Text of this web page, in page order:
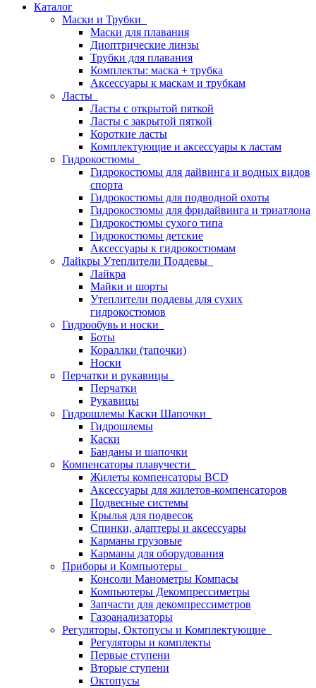
Каталог
Маски и Трубки
Маски для плавания
Диоптрические линзы
Трубки для плавания
Комплекты: маска + трубка
Аксессуары к маскам и трубкам
Ласты
Ласты с открытой пяткой
Ласты с закрытой пяткой
Короткие ласты
Комплектующие и аксессуары к ластам
Гидрокостюмы
Гидрокостюмы для дайвинга и водных видов
спорта
Гидрокостюмы для подводной охоты
Гидрокостюмы для фридайвинга и триатлона
Гидрокостюмы сухого типа
Гидрокостюмы детские
Аксессуары к гидрокостюмам
Лайкры Утеплители Поддевы
Лайкра
Майки и шорты
Утеплители поддевы для сухих
гидрокостюмов
Гидрообувь и носки
Боты
Кораллки (тапочки)
Носки
Перчатки и рукавицы
Перчатки
Рукавицы
Гидрошлемы Каски Шапочки
Гидрошлемы
Каски
Банданы и шапочки
Компенсаторы плавучести
Жилеты компенсаторы BCD
Аксессуары для жилетов-компенсаторов
Подвесные системы
Крылья для подвесок
Спинки, адаптеры и аксессуары
Карманы грузовые
Карманы для оборудования
Приборы и Компьютеры
Консоли Манометры Компасы
Компьютеры Декомпрессиметры
Запчасти для декомпрессиметров
Газоанализаторы
Регуляторы, Октопусы и Комплектующие
Регуляторы и комплекты
Первые ступени
Вторые ступени
Октопусы